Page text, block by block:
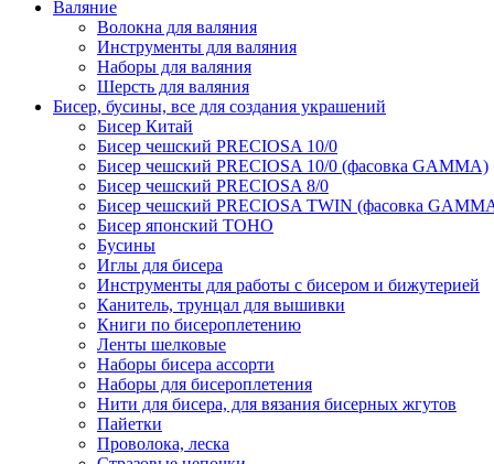
Валяние
Волокна для валяния
Инструменты для валяния
Наборы для валяния
Шерсть для валяния
Бисер, бусины, все для создания украшений
Бисер Китай
Бисер чешский PRECIOSA 10/0
Бисер чешский PRECIOSA 10/0 (фасовка GAMMA)
Бисер чешский PRECIOSA 8/0
Бисер чешский PRECIOSA TWIN (фасовка
Бисер японский TOHO
Бусины
Иглы для бисера
Инструменты для работы с бисером и бижутерией
Канитель, трунцал для вышивки
Книги по бисероплетению
Ленты шелковые
Наборы бисера ассорти
Наборы для бисероплетения
Нити для бисера, для вязания бисерных жгутов
Пайетки
Проволока, леска